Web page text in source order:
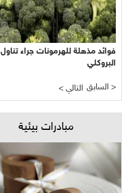
فوائد مذهلة للهرمونات جراء تناول
البروكلي
< التالي السابق >
مبادرات بيئية